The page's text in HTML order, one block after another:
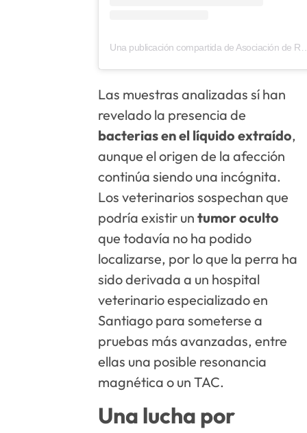
Las muestras analizadas sí han
revelado la presencia de
bacterias en el líquido extraído,
aunque el origen de la afección
continúa siendo una incógnita.
Los veterinarios sospechan que
podría existir untumor oculto
que todavía no ha podido
localizarse, por lo que la perra ha
sido derivada a un hospital
veterinario especializado en
Santiago para someterse a
pruebas más avanzadas, entre
ellas una posible resonancia
magnética o un TAC.
Una lucha por